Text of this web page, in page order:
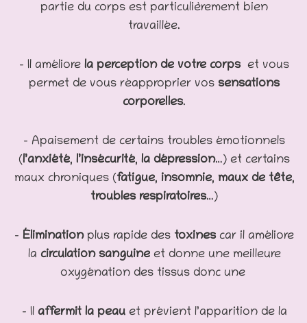
partie du corps est particulièrement bien
travaillée.
– Il améliore la perception de votre corps et vous
permet de vous réapproprier vos sensations
corporelles.
– Apaisement de certains troubles émotionnels
(l’anxiété, l’insécurité, la dépression…) et certains
maux chroniques (fatigue, insomnie, maux de tête,
troubles respiratoires…)
– Éliminationplus rapide des toxines car il améliore
la circulation sanguineet donne une meilleure
oxygénation des tissus donc une
– Il affermit la peauet prévient l’apparition de la